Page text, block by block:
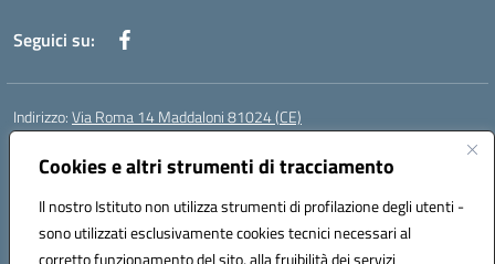
Cookies e altri strumenti di tracciamento
Il nostro Istituto non utilizza strumenti di profilazione degli utenti -
sono utilizzati esclusivamente cookies tecnici necessari al
corretto funzionamento del sito, alla fruibilità dei servizi
Seguici su:
Indirizzo:Via Roma 14 Maddaloni 81024 (CE)
Centralino:
Posta elettronica certificata (PEC):ceic8an00r@pec.istruzione.it
Codice fiscale: 80006190617
Codice meccanografico:CEIC8AN00R
Codice Indice delle Pubbliche Amministrazioni (IPA): icmvce